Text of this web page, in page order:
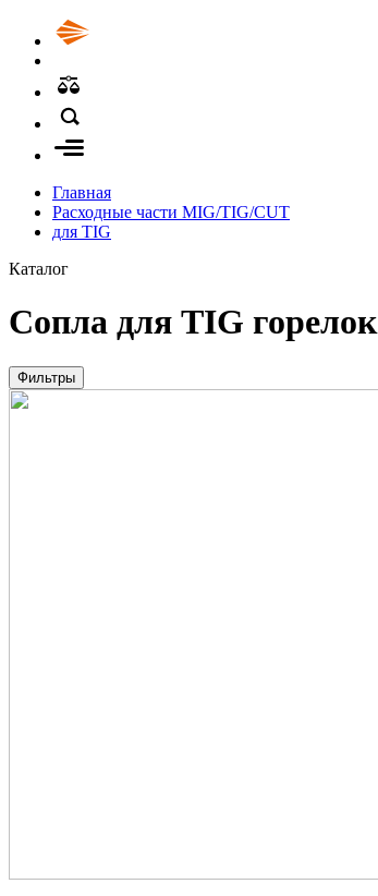
Главная
Расходные части MIG/TIG/CUT
для TIG
Каталог
Сопла для TIG горелок
Фильтры